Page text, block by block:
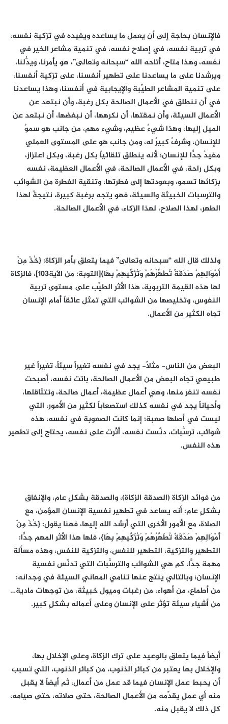
فالإنسان بحاجة إلى أن يعمل ما يساعده ويفيده في تزكية نفسه،
في تربية نفسه، في إصلاح نفسه، في تنمية مشاعر الخير في
نفسه، وهذا متاح، أتاحه الله “سبحانه وتعالى”، هو يأمرنا، ويدُّلنا،
ويرشدنا على ما يساعدنا على تطهير أنفسنا، على تزكية أنفسنا،
على تنمية المشاعر الطيِّبة والإيجابية في أنفسنا، وهذا يساعدنا
في أن ننطلق في الأعمال الصالحة بكل رغبة، وأن نبتعد عن
الأعمال السيئة، وأن نمقتها، أن نكرهها، أن نبغضها، أن نبتعد عن
الميل إليها، وهذا شيءٌ عظيم، وشيء مهم، من جانب هو سموٌ
للإنسان، وشرفٌ كبيرٌ له، ومن جانب هو على المستوى العملي
مفيدٌ جدًّا للإنسان؛ لأنه ينطلق تلقائياً بكل رغبة، وبكل اعتزاز،
وبكل راحة، في الأعمال الصالحة، في الأعمال العظيمة، نفسه
بزكائها تسمو، وبعودتها إلى فطرتها، وتنقية الفطرة من الشوائب
والترسبات الخبيثة والسيئة، فهو يتجه برغبة كبيرة، نتيجةً لهذا
الطهر، لهذا الصلاح، لهذا الزكاء، في الأعمال الصالحة.
ولذلك قال الله “سبحانه وتعالى” فيما يتعلق بأمر الزكاة: {خُذْ مِنْ
أَمْوَالِهِمْ صَدَقَةً تُطَهِّرُهُمْ وَتُزَكِّيهِمْ بِهَا}[التوبة: من الآية103]، فالزكاة
لها هذه القيمة التربوية، هذا الأثر الطيِّب على مستوى تربية
النفوس، وتخليصها من الشوائب التي تمثل عائقاً أمام الإنسان
تجاه الكثير من الأعمال.
البعض من الناس- مثلاً- يجد في نفسه تغيراً سيئاً، تغيراً غير
طبيعي تجاه البعض من الأعمال الصالحة، باتت نفسه، أصبحت
نفسه تنفر منها، وهي أعمال عظيمة، أعمال صالحة، وتتثاقلها،
وأحياناً يجد في نفسه كذلك استصعاباً لكثيرٍ من الأمور، التي
ليست في أصلها صعبة؛ إنما كانت الصعوبة في نفسه، هذه
شوائب، ترسُّبات، دنَّست نفسه، أثَّرت على نفسه، يحتاج إلى تطهير
هذه النفس.
من فوائد الزكاة (الصدقة الزكاة)، والصدقة بشكلٍ عام، والإنفاق
بشكلٍ عام: أنه يساعد في تطهير نفسية الإنسان المؤمن، مع
الصلاة، مع الأمور الأخرى التي أرشد الله إليها، فهنا يقول: {خُذْ مِنْ
أَمْوَالِهِمْ صَدَقَةً تُطَهِّرُهُمْ وَتُزَكِّيهِمْ بِهَا}، فلها هذا الأثر المهم جدًّا:
التطهير والتزكية، التطهير للنفس، والتزكية للنفس، وهذه مسألة
مهمة جدًّا، كم هي الشوائب والترسُّبات التي تدنِّس نفسية
الإنسان؛ وبالتالي ينتج عنها تنامي المعاني السيئة في وجدانه:
من أطماع، من أهواء، من رغبات وميول خبيثة، من توجهات مادية…
من أشياء سيئة تؤثر على الإنسان وعلى أعماله بشكلٍ كبير.
أيضاً فيما يتعلق بالوعيد على ترك الزكاة، وعلى الإخلال بها،
والإخلال بها يعتبر من كبائر الذنوب، من كبائر الذنوب، التي تسبب
أن يحبط عمل الإنسان فيما قد عمل من أعمال، ثم أيضاً لا يقبل
منه أي عملٍ يقدِّمه من الأعمال الصالحة، حتى صلاته، حتى صيامه،
كل ذلك لا يقبل منه.